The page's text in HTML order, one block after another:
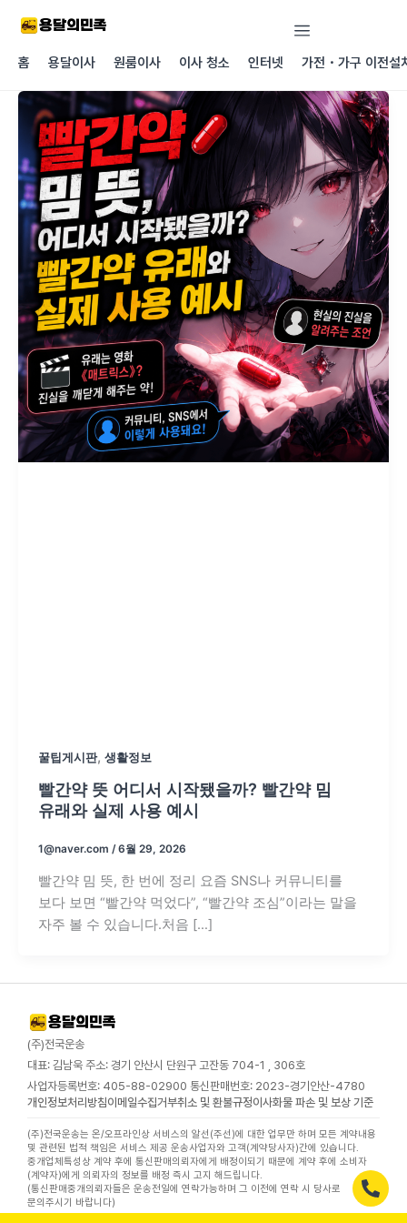
건너뛰기
홈
용달이사 원룸이사 이사 청소 인터넷 가전・가구 이전설
꿀팁게시판, 생활정보
빨간약 뜻 어디서 시작됐을까? 빨간약 밈
유래와 실제 사용 예시
1@naver.com /6월 29, 2026
빨간약 밈 뜻, 한 번에 정리 요즘 SNS나 커뮤니티를
보다 보면 “빨간약 먹었다”, “빨간약 조심”이라는 말을
자주 볼 수 있습니다.처음 […]
(주)전국운송
대표: 김남욱 주소: 경기 안산시 단원구 고잔동 704-1 , 306호
사업자등록번호: 405-88-02900 통신판매번호: 2023-경기안산-4780
개인정보처리방침이메일수집거부취소 및 환불규정이사화물 파손 및 보상 기준
(주)전국운송는 온/오프라인상 서비스의 알선(주선)에 대한 업무만 하며 모든 계약내용
및 관련된 법적 책임은 서비스 제공 운송사업자와 고객(계약당사자)간에 있습니다.
중개업체특성상 계약 후에 통신판매의뢰자에게 배정이되기 때문에 계약 후에 소비자
(계약자)에게 의뢰자의 정보를 배정 즉시 고지 해드립니다.
(통신판매중개의뢰자들은 운송전일에 연락가능하며 그 이전에 연락 시 당사로
문의주시기 바랍니다)